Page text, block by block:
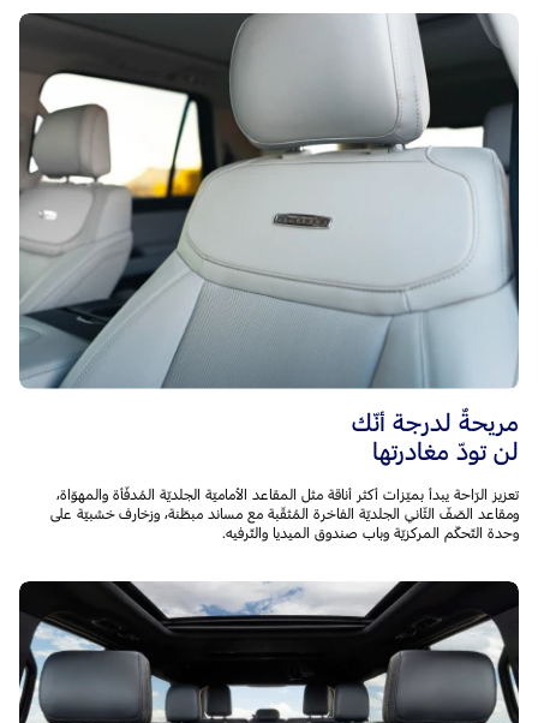
مريحةٌ لدرجة أنّك
لن تودّ مغادرتها
تعزيز الرّاحة يبدأ بميّزات أكثر أناقة مثل المقاعد الأماميّة الجلديّة المُدفّأة والمهوّاة،
ومقاعد الصّفّ الثّاني الجلديّة الفاخرة المُثقّبة مع مساند مبطّنة، وزخارف خشبيّة على
وحدة التّحكّم المركزيّة وباب صندوق الميديا والتّرفيه.